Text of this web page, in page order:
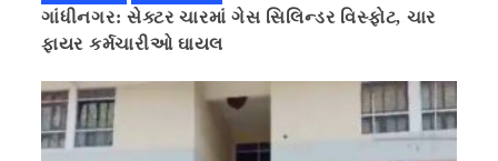
ગાંધીનગર: સેક્ટર ચારમાં ગેસ સિલિન્ડર વિસ્ફોટ, ચાર
ફાયર કર્મચારીઓ ઘાયલ